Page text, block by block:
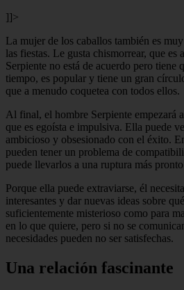
]]>
La mujer de los caballos también es
las fiestas. Le gusta chismorrear, que
Serpiente no está de acuerdo pero tiene
tiempo, es popular y tiene un gran
que a menudo coquetea con todos ellos.
Al final, el hombre Serpiente empezará
que es egoísta e impulsiva. Ella puede
ambicioso y obsesionado con el éxito.
pueden tener un problema de
puede llevarlos a una ruptura más
Porque ella puede extraviarse, él
interesantes y dar nuevas ideas sobre
suficientemente misterioso como para
en lo que quiere, pero si no se
necesidades pueden no ser satisfechas.
Una relación fascinante